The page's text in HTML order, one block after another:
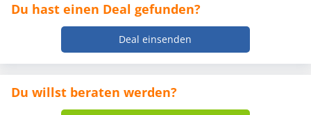
Du hast einen Deal gefunden?
Deal einsenden
Du willst beraten werden?